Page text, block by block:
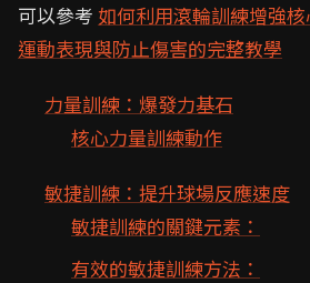
可以參考 如何利用滾輪訓練增強
運動表現與防止傷害的完整教學
力量訓練：爆發力基石
核心力量訓練動作
敏捷訓練：提升球場反應速度
敏捷訓練的關鍵元素：
有效的敏捷訓練方法：